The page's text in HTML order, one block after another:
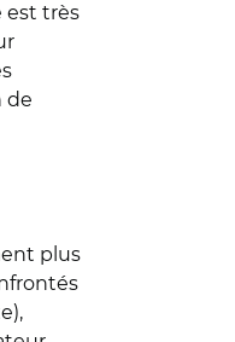
est très
de
plus